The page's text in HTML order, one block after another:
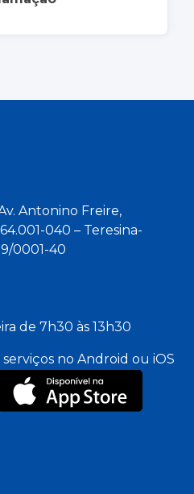
Antonino Freire,
040 – Teresina-
0001-40
de 7h30 às 13h30
no Android ou iOS